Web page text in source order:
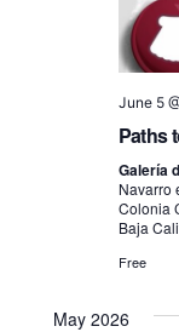
June 5
Paths
Galería
Navarro
Colonia
Baja
Free
May 2026